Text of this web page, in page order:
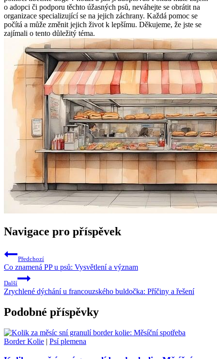
o adopci či podporu těchto úžasných psů, neváhejte se obrátit na
organizace specializující se na jejich záchrany. Každá pomoc se
počítá a může změnit jejich život k lepšímu. Děkujeme, že jste se
zajímali o tento důležitý téma.
Navigace pro příspěvek
Předchozí
Co znamená PP u psů: Vysvětlení a význam
Další
Zrychlené dýchání u francouzského buldočka: Příčiny a řešení
Podobné příspěvky
Border Kolie | Psí plemena